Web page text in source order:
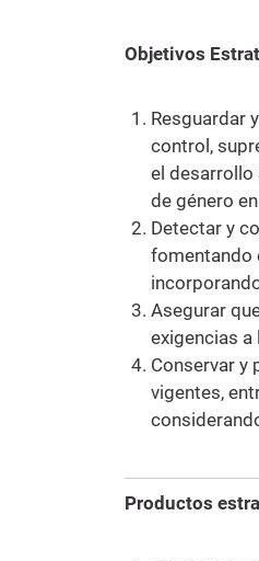
Objetivos
Resguardar
control,
el desarrollo
de género
Detectar y
fomentando
Asegurar
exigencias
Conservar y
vigentes,
Productos